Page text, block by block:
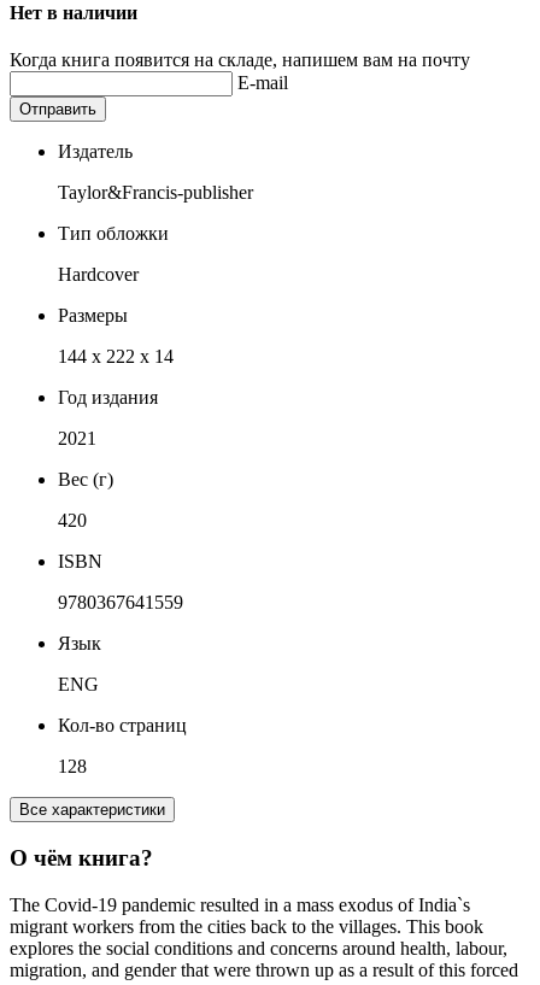
Нет в наличии
Когда книга появится на складе, напишем вам на почту
E-mail
Отправить
Издатель
Taylor&Francis-publisher
Тип обложки
Hardcover
Размеры
144 x 222 x 14
Год издания
2021
Вес (г)
420
ISBN
9780367641559
Язык
ENG
Кол-во страниц
128
Все характеристики
О чём книга?
The Covid-19 pandemic resulted in a mass exodus of India`s
migrant workers from the cities back to the villages. This book
explores the social conditions and concerns around health, labour,
migration, and gender that were thrown up as a result of this forced